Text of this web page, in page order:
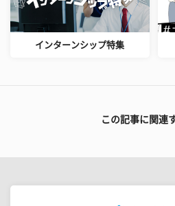
インターンシップ特集
この記事に関連